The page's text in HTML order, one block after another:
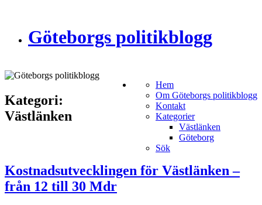
Göteborgs politikblogg
Hem
Om Göteborgs politikblogg
Kontakt
Kategorier
Västlänken
Göteborg
Sök
Kategori:
Västlänken
Kostnadsutvecklingen för Västlänken –
från 12 till 30 Mdr